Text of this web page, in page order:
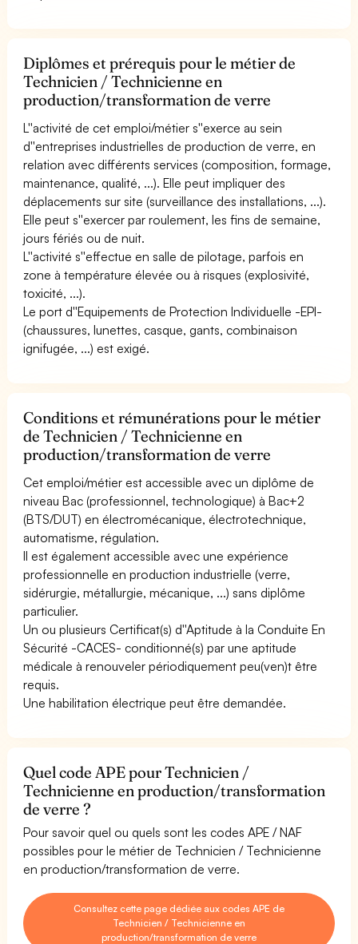
Diplômes et prérequis pour le métier de
Technicien / Technicienne en
production/transformation de verre
L''activité de cet emploi/métier s''exerce au sein
d''entreprises industrielles de production de verre, en
relation avec différents services (composition, formage,
maintenance, qualité, ...). Elle peut impliquer des
déplacements sur site (surveillance des installations, ...).
Elle peut s''exercer par roulement, les fins de semaine,
jours fériés ou de nuit.
L''activité s''effectue en salle de pilotage, parfois en
zone à température élevée ou à risques (explosivité,
toxicité, ...).
Le port d''Equipements de Protection Individuelle -EPI-
(chaussures, lunettes, casque, gants, combinaison
ignifugée, ...) est exigé.
Conditions et rémunérations pour le métier
de Technicien / Technicienne en
production/transformation de verre
Cet emploi/métier est accessible avec un diplôme de
niveau Bac (professionnel, technologique) à Bac+2
(BTS/DUT) en électromécanique, électrotechnique,
automatisme, régulation.
Il est également accessible avec une expérience
professionnelle en production industrielle (verre,
sidérurgie, métallurgie, mécanique, ...) sans diplôme
particulier.
Un ou plusieurs Certificat(s) d''Aptitude à la Conduite En
Sécurité -CACES- conditionné(s) par une aptitude
médicale à renouveler périodiquement peu(ven)t être
requis.
Une habilitation électrique peut être demandée.
Quel code APE pour Technicien /
Technicienne en production/transformation
de verre ?
Pour savoir quel ou quels sont les codes APE / NAF
possibles pour le métier de Technicien / Technicienne
en production/transformation de verre.
Consultez cette page dédiée aux codes APE de
Technicien / Technicienne en
production/transformation de verre